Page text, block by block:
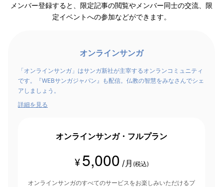
メンバー登録すると、限定記事の閲覧やメンバー同士の交流、限
定イベントへの参加などができます。
オンラインサンガ
「オンラインサンガ」はサンガ新社が主宰するオンランコミュニティ
です。『WEBサンガジャパン』も配信。仏教の智慧をみなさんでシェ
アしましょう。
詳細を見る
オンラインサンガ・フルプラン
¥ 5,000 /月 (税込)
オンラインサンガのすべてのサービスをお楽しみいただけるプ